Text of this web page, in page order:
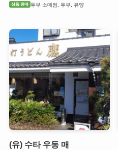
상품 판매 두부 소매점, 두부, 유양
(유) 수타 우동 매